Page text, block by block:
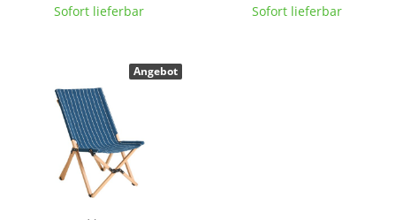
Sekretäre & PC-Tische
Stehtische & Stehpulte
Kindertische
Gartentische
Servierwagen
Sofort lieferbar Sofort lieferbar
Angebot